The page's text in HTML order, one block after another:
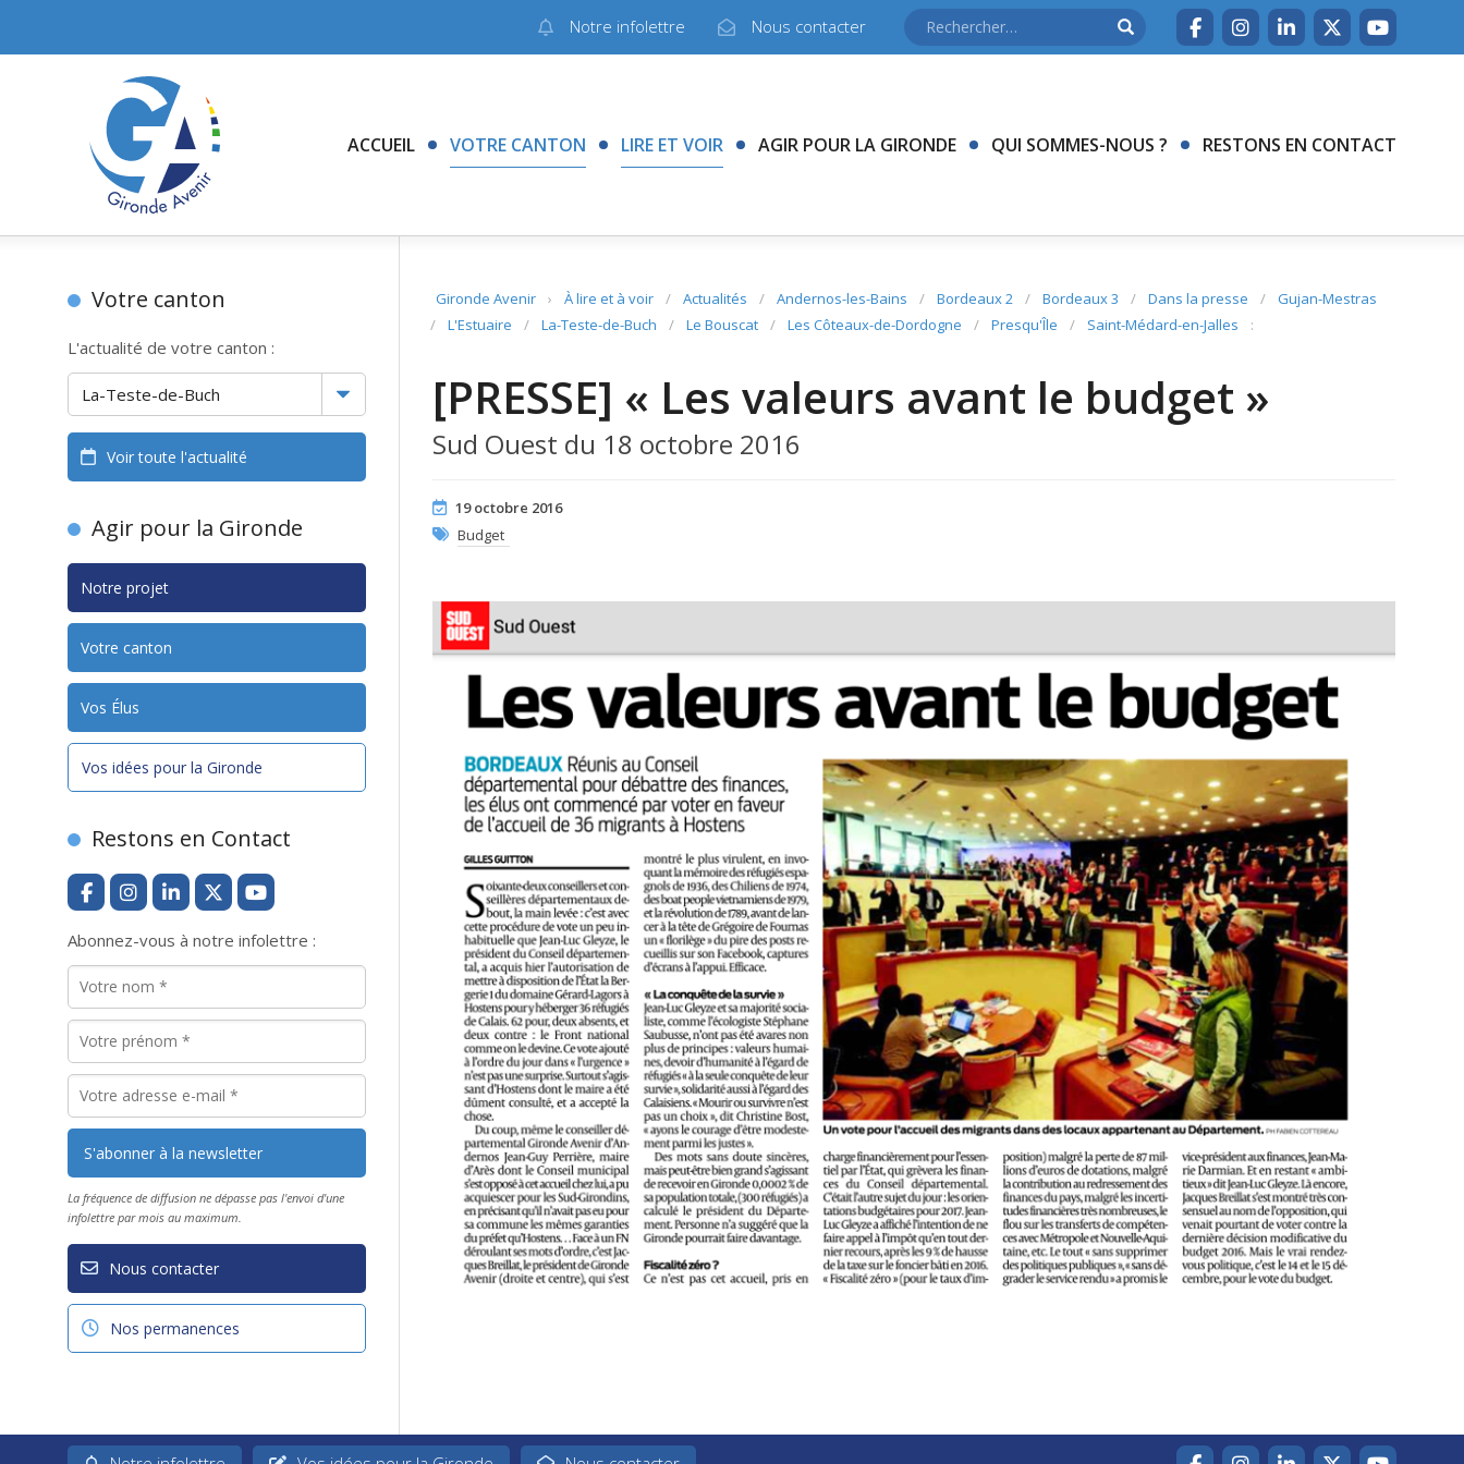
Notre infolettre Nous contacter
ACCUEIL VOTRE CANTON LIRE ET VOIR AGIR POUR LA GIRONDE QUI SOMMES-NOUS ? RESTONS EN CONTACT
Gironde Avenir › À lire et à voir / Actualités / Andernos-les-Bains / Bordeaux 2 / Bordeaux 3 / Dans la presse /
Gujan-Mestras
/
L'Estuaire / La-Teste-de-Buch / Le Bouscat / Les Côteaux-de-Dordogne / Presqu'Île / Saint-Médard-en-Jalles :
[PRESSE] « Les valeurs avant le budget »
Sud Ouest du 18 octobre 2016
19 octobre 2016
Budget
Votre canton
L'actualité de votre canton :
Voir toute l'actualité
Agir pour la Gironde
Notre projet
Votre canton
Vos Élus
Vos idées pour la Gironde
Restons en Contact
Abonnez-vous à notre infolettre :
La fréquence de diffusion ne dépasse pas l'envoi d'une
infolettre par mois au maximum.
Nous contacter
Nos permanences